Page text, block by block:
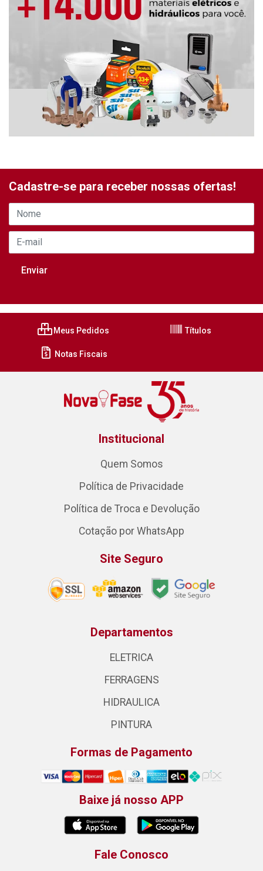
Cadastre-se para receber nossas ofertas!
Meus Pedidos Títulos
Notas Fiscais
Institucional
Quem Somos
Política de Privacidade
Política de Troca e Devolução
Cotação por WhatsApp
Site Seguro
Departamentos
ELETRICA
FERRAGENS
HIDRAULICA
PINTURA
Formas de Pagamento
Baixe já nosso APP
Fale Conosco